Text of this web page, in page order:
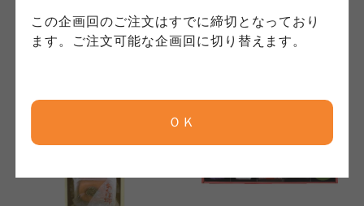
この企画回のご注文はすでに締切となっており
ます。ご注文可能な企画回に切り替えます。
ＯＫ
コープしが
ならコープ
おおさかパルコープ
コープしが
ならコープ
コープしが
ならコープ
おおさかパルコープ